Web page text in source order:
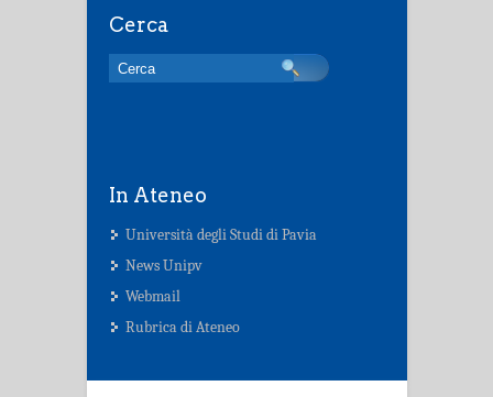
Cerca
In Ateneo
Università degli Studi di Pavia
News Unipv
Webmail
Rubrica di Ateneo